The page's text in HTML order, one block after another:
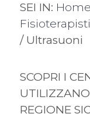
SEI IN: Home
/ Ultrasuoni
SCOPRI I
REGIONE